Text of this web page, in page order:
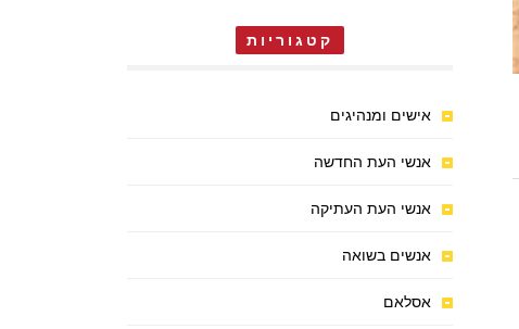
קטגוריות
אישים ומנהיגים
אנשי העת החדשה
אנשי העת העתיקה
אנשים בשואה
אסלאם